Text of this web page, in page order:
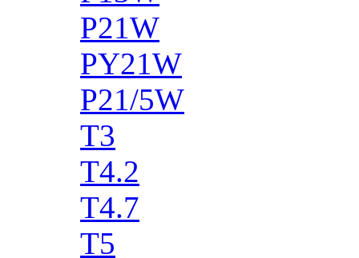
P21W
PY21W
P21/5W
T3
T4.2
T4.7
T5